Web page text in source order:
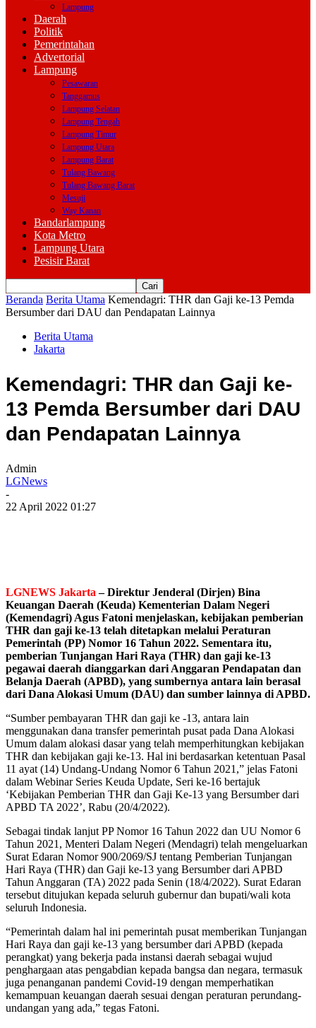
Lampung
Daerah
Politik
Pemerintahan
Advertorial
Lampung
Pesawaran
Tanggamus
Lampung Selatan
Lampung Tengah
Lampung Timur
Lampung Utara
Lampung Barat
Tulang Bawang
Tulang Bawang Barat
Mesuji
Way Kanan
Bandarlampung
Kota Metro
Lampung Utara
Pesisir Barat
Beranda Berita Utama Kemendagri: THR dan Gaji ke-13 Pemda
Bersumber dari DAU dan Pendapatan Lainnya
Berita Utama
Jakarta
Kemendagri: THR dan Gaji ke-
13 Pemda Bersumber dari DAU
dan Pendapatan Lainnya
Admin
LGNews
-
22 April 2022 01:27
LGNEWS Jakarta– Direktur Jenderal (Dirjen) Bina
Keuangan Daerah (Keuda) Kementerian Dalam Negeri
(Kemendagri) Agus Fatoni menjelaskan, kebijakan pemberian
THR dan gaji ke-13 telah ditetapkan melalui Peraturan
Pemerintah (PP) Nomor 16 Tahun 2022. Sementara itu,
pemberian Tunjangan Hari Raya (THR) dan gaji ke-13
pegawai daerah dianggarkan dari Anggaran Pendapatan dan
Belanja Daerah (APBD), yang sumbernya antara lain berasal
dari Dana Alokasi Umum (DAU) dan sumber lainnya di APBD.
“Sumber pembayaran THR dan gaji ke -13, antara lain
menggunakan dana transfer pemerintah pusat pada Dana Alokasi
Umum dalam alokasi dasar yang telah memperhitungkan kebijakan
THR dan kebijakan gaji ke-13. Hal ini berdasarkan ketentuan Pasal
11 ayat (14) Undang-Undang Nomor 6 Tahun 2021,” jelas Fatoni
dalam Webinar Series Keuda Update, Seri ke-16 bertajuk
‘Kebijakan Pemberian THR dan Gaji Ke-13 yang Bersumber dari
APBD TA 2022’, Rabu (20/4/2022).
Sebagai tindak lanjut PP Nomor 16 Tahun 2022 dan UU Nomor 6
Tahun 2021, Menteri Dalam Negeri (Mendagri) telah mengeluarkan
Surat Edaran Nomor 900/2069/SJ tentang Pemberian Tunjangan
Hari Raya (THR) dan Gaji ke-13 yang Bersumber dari APBD
Tahun Anggaran (TA) 2022 pada Senin (18/4/2022). Surat Edaran
tersebut ditujukan kepada seluruh gubernur dan bupati/wali kota
seluruh Indonesia.
“Pemerintah dalam hal ini pemerintah pusat memberikan Tunjangan
Hari Raya dan gaji ke-13 yang bersumber dari APBD (kepada
perangkat) yang bekerja pada instansi daerah sebagai wujud
penghargaan atas pengabdian kepada bangsa dan negara, termasuk
juga penanganan pandemi Covid-19 dengan memperhatikan
kemampuan keuangan daerah sesuai dengan peraturan perundang-
undangan yang ada,” tegas Fatoni.